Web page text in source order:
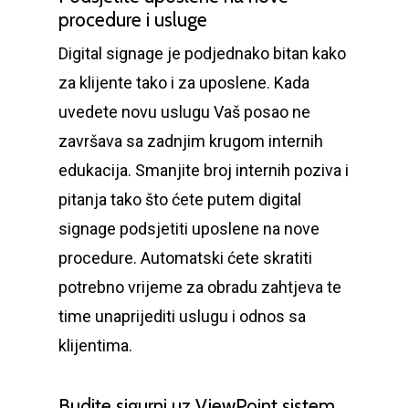
procedure i usluge
Digital signage je podjednako bitan kako
za klijente tako i za uposlene. Kada
uvedete novu uslugu Vaš posao ne
završava sa zadnjim krugom internih
edukacija. Smanjite broj internih poziva i
pitanja tako što ćete putem digital
signage podsjetiti uposlene na nove
procedure. Automatski ćete skratiti
potrebno vrijeme za obradu zahtjeva te
time unaprijediti uslugu i odnos sa
klijentima.